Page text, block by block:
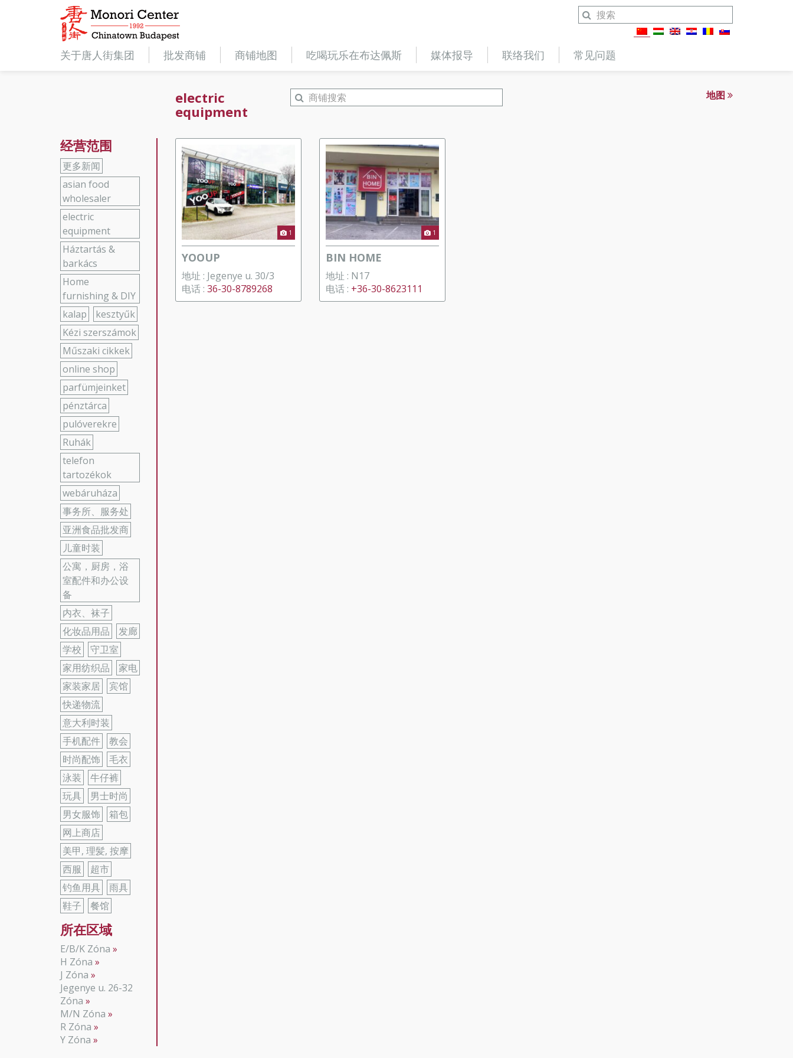
关于唐人街集团 批发商铺 商铺地图 吃喝玩乐在布达佩斯 媒体报导 联络我们 常见问题
electric
equipment
地图
经营范围
更多新闻
asian food
wholesaler
electric
equipment
Háztartás &
barkács
Home
furnishing & DIY
kalap
kesztyűk
Kézi szerszámok
Műszaki cikkek
online shop
parfümjeinket
pénztárca
pulóverekre
Ruhák
telefon
tartozékok
webáruháza
事务所、服务处
亚洲食品批发商
儿童时装
公寓，厨房，浴
室配件和办公设
备
内衣、袜子
化妆品用品
发廊
学校
守卫室
家用纺织品
家电
家装家居
宾馆
快递物流
意大利时装
手机配件
教会
时尚配饰
毛衣
泳装
牛仔裤
玩具
男士时尚
男女服饰
箱包
网上商店
美甲, 理髪, 按摩
西服
超市
钓鱼用具
雨具
鞋子
餐馆
所在区域
E/B/K Zóna
H Zóna
J Zóna
Jegenye u. 26-32
Zóna
M/N Zóna
R Zóna
Y Zóna
1
YOOUP
地址 : Jegenye u. 30/3
电话 : 36-30-8789268
1
BIN HOME
地址 : N17
电话 : +36-30-8623111